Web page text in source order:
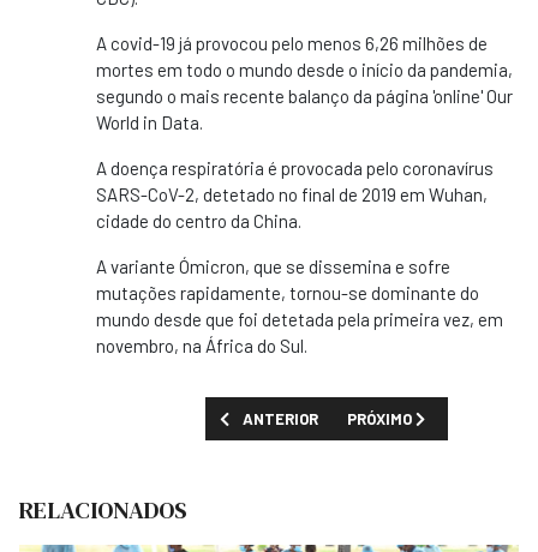
A covid-19 já provocou pelo menos 6,26 milhões de
mortes em todo o mundo desde o início da pandemia,
segundo o mais recente balanço da página 'online' Our
World in Data.
A doença respiratória é provocada pelo coronavírus
SARS-CoV-2, detetado no final de 2019 em Wuhan,
cidade do centro da China.
A variante Ómicron, que se dissemina e sofre
mutações rapidamente, tornou-se dominante do
mundo desde que foi detetada pela primeira vez, em
novembro, na África do Sul.
ARTIGO ANTERIOR: JOÃO LOURENÇO :
ANTERIOR PRÓXIMO ARTIGO:
PRÓXIMO
RELACIONADOS